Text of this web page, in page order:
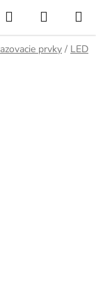
Hľadať
KOŠÍK
prvky / LED